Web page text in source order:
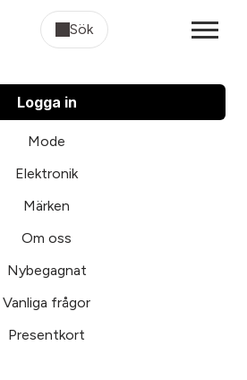
Sök
Logga in
Mode
Elektronik
Märken
Om oss
Nybegagnat
Vanliga frågor
Presentkort